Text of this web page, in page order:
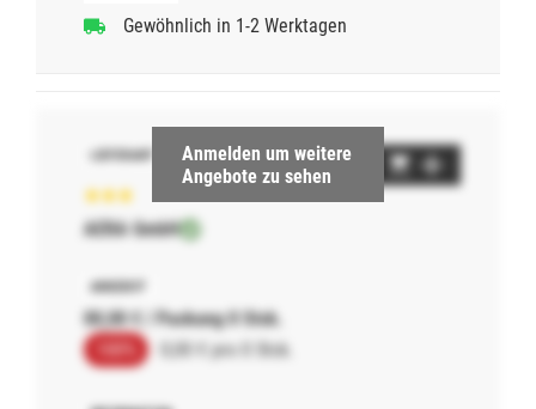
Gewöhnlich in 1-2 Werktagen
Anmelden um weitere
Angebote zu sehen
AERA GmbH
00,00 € / Packung 0 Stck.
0,00 € pro 0 Stck.